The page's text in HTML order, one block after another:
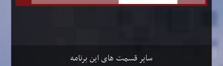
سایر قسمت های این برنامه